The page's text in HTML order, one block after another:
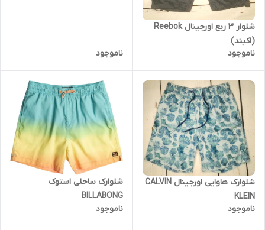
شلوار ۳ ربع اورجینال Reebok
(اکبند)
ناموجود
ناموجود
شلوارک هاوایی اورجینال CALVIN
KLEIN
ناموجود
شلوارک ساحلی استوک
BILLABONG
ناموجود